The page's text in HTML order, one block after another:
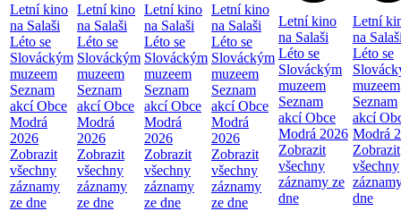
Letní kino
na Salaši
Léto se
Slováckým
muzeem
Seznam
akcí Obce
Modrá
2026
Zobrazit
všechny
záznamy
ze dne
Letní kino
na Salaši
Léto se
Slováckým
muzeem
Seznam
akcí Obce
Modrá
2026
Zobrazit
všechny
záznamy
ze dne
Letní kino
na Salaši
Léto se
Slováckým
muzeem
Seznam
akcí Obce
Modrá
2026
Zobrazit
všechny
záznamy
ze dne
Letní kino
na Salaši
Léto se
Slováckým
muzeem
Seznam
akcí Obce
Modrá
2026
Zobrazit
všechny
záznamy
ze dne
Letní kino
na Salaši
Léto se
Slováckým
muzeem
Seznam
akcí Obce
Modrá 2026
Zobrazit
všechny
záznamy ze
dne
Letní
na
Léto se
muzeem
Seznam
akcí
Modrá
Zobrazit
všechny
dne